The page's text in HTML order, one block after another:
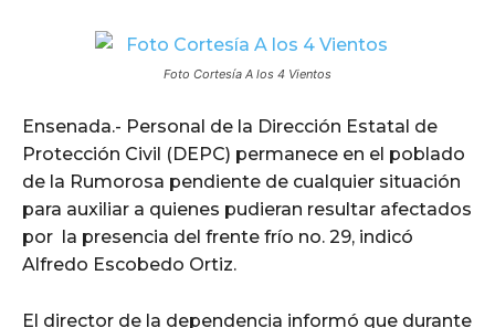
Foto Cortesía A los 4 Vientos
Ensenada.- Personal de la Dirección Estatal de
Protección Civil (DEPC) permanece en el poblado
de la Rumorosa pendiente de cualquier situación
para auxiliar a quienes pudieran resultar afectados
por la presencia del frente frío no. 29, indicó
Alfredo Escobedo Ortiz.
El director de la dependencia informó que durante